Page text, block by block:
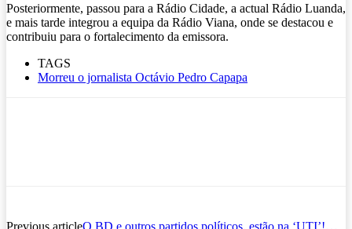
Posteriormente, passou para a Rádio Cidade, a actual Rádio Luanda,
e mais tarde integrou a equipa da Rádio Viana, onde se destacou e
contribuiu para o fortalecimento da emissora.
TAGS
Morreu o jornalista Octávio Pedro Capapa
Previous articleO BD e outros partidos políticos, estão na ‘UTI’!…